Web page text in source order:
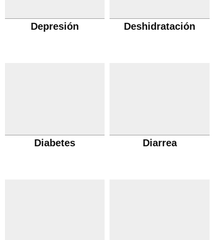
Depresión Deshidratación
Diabetes Diarrea